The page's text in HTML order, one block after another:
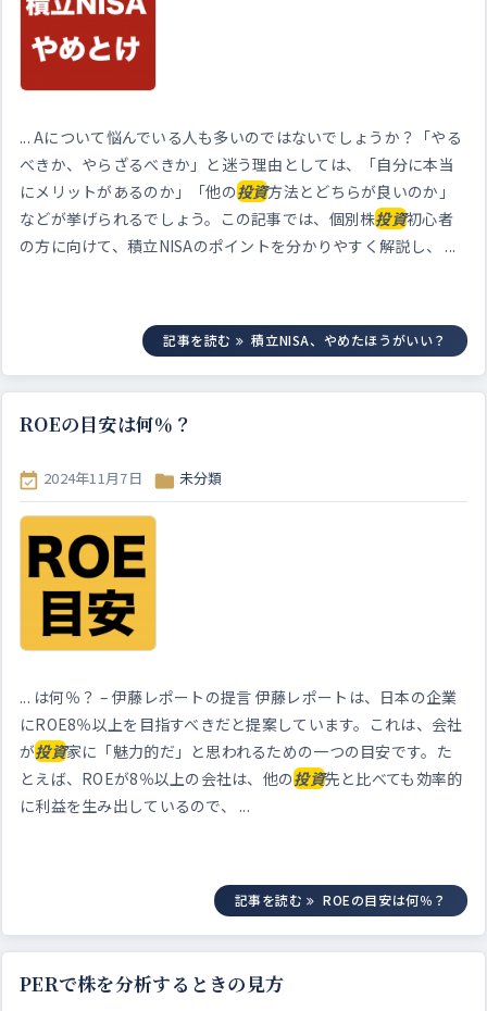
... Aについて悩んでいる人も多いのではないでしょうか？「やる
べきか、やらざるべきか」と迷う理由としては、「自分に本当
にメリットがあるのか」「他の投資方法とどちらが良いのか」
などが挙げられるでしょう。この記事では、個別株投資初心者
の方に向けて、積立NISAのポイントを分かりやすく解説し、 ...
記事を読む 積立NISA、やめたほうがいい？
ROEの目安は何％？
 2024年11月7日  未分類
... は何％？ – 伊藤レポートの提言 伊藤レポートは、日本の企業
にROE8％以上を目指すべきだと提案しています。これは、会社
が投資家に「魅力的だ」と思われるための一つの目安です。た
とえば、ROEが8％以上の会社は、他の投資先と比べても効率的
に利益を生み出しているので、 ...
記事を読む ROEの目安は何％？
PERで株を分析するときの見方